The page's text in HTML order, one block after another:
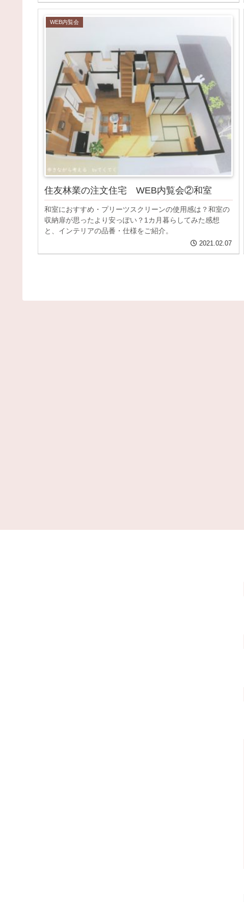
WEB内覧会
住友林業の注文住宅 WEB内覧会②和室
和室におすすめ・プリーツスクリーンの使用感は？和室の
収納扉が思ったより安っぽい？1カ月暮らしてみた感想
と、インテリアの品番・仕様をご紹介。
2021.02.07